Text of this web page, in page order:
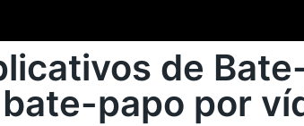
de
papo por